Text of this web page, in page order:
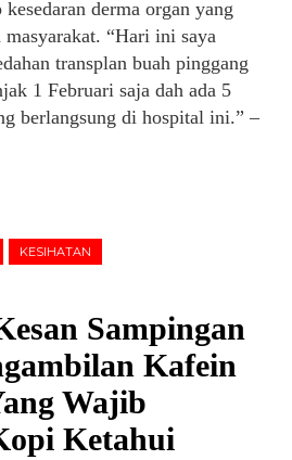
derma organ yang
“Hari ini saya
transplan buah pinggang
1 Februari saja dah ada 5
berlangsung di hospital ini.” –
KESIHATAN
Sampingan
Kafein
Wajib
Ketahui